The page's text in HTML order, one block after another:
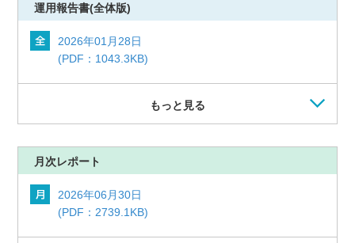
運用報告書(全体版)
2026年01月28日
(PDF：1043.3KB)
もっと見る
月次レポート
2026年06月30日
(PDF：2739.1KB)